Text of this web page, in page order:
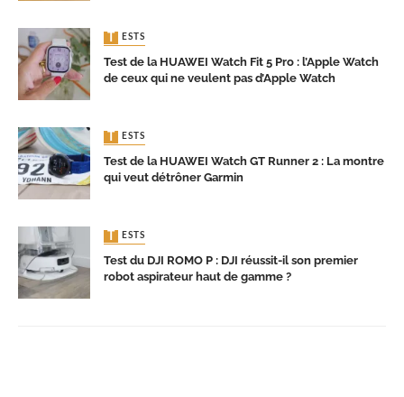
TESTS
Test de la HUAWEI Watch Fit 5 Pro : l’Apple Watch
de ceux qui ne veulent pas d’Apple Watch
TESTS
Test de la HUAWEI Watch GT Runner 2 : La montre
qui veut détrôner Garmin
TESTS
Test du DJI ROMO P : DJI réussit-il son premier
robot aspirateur haut de gamme ?